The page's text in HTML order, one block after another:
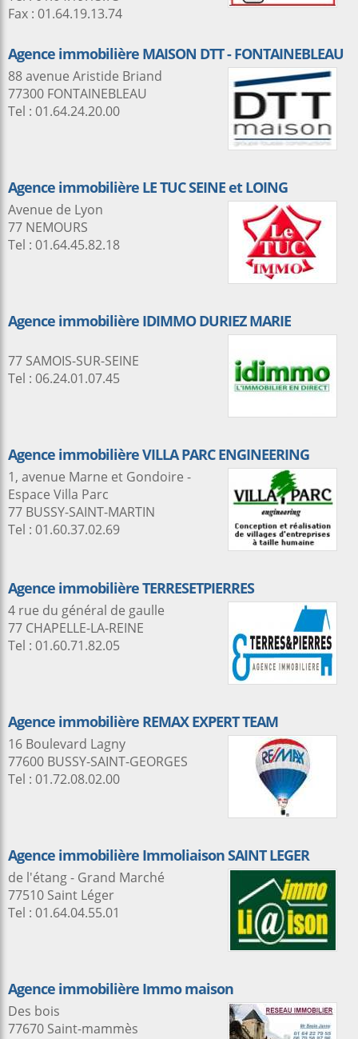
Fax : 01.64.19.13.74
Agence immobilière MAISON DTT - FONTAINEBLEAU
88 avenue Aristide Briand
77300 FONTAINEBLEAU
Tel : 01.64.24.20.00
Agence immobilière LE TUC SEINE et LOING
Avenue de Lyon
77 NEMOURS
Tel : 01.64.45.82.18
Agence immobilière IDIMMO DURIEZ MARIE
77 SAMOIS-SUR-SEINE
Tel : 06.24.01.07.45
Agence immobilière VILLA PARC ENGINEERING
1, avenue Marne et Gondoire -
Espace Villa Parc
77 BUSSY-SAINT-MARTIN
Tel : 01.60.37.02.69
Agence immobilière TERRESETPIERRES
4 rue du général de gaulle
77 CHAPELLE-LA-REINE
Tel : 01.60.71.82.05
Agence immobilière REMAX EXPERT TEAM
16 Boulevard Lagny
77600 BUSSY-SAINT-GEORGES
Tel : 01.72.08.02.00
Agence immobilière Immoliaison SAINT LEGER
de l'étang - Grand Marché
77510 Saint Léger
Tel : 01.64.04.55.01
Agence immobilière Immo maison
Des bois
77670 Saint-mammès